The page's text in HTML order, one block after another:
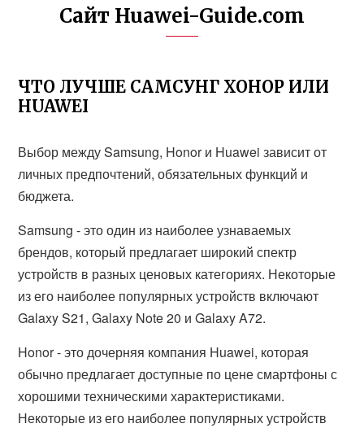
Сайт Huawei-Guide.com
ЧТО ЛУЧШЕ САМСУНГ ХОНОР ИЛИ
HUAWEI
Выбор между Samsung, Honor и Huawei зависит от
личных предпочтений, обязательных функций и
бюджета.
Samsung - это один из наиболее узнаваемых
брендов, который предлагает широкий спектр
устройств в разных ценовых категориях. Некоторые
из его наиболее популярных устройств включают
Galaxy S21, Galaxy Note 20 и Galaxy A72.
Honor - это дочерняя компания Huawei, которая
обычно предлагает доступные по цене смартфоны с
хорошими техническими характеристиками.
Некоторые из его наиболее популярных устройств